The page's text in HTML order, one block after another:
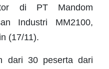
di PT Mandom
Industri MM2100,
(17/11).
dari 30 peserta dari